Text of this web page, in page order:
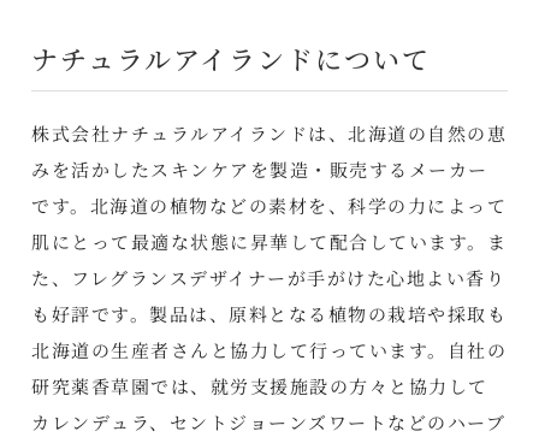
ナチュラルアイランドについて
株式会社ナチュラルアイランドは、北海道の自然の恵
みを活かしたスキンケアを製造・販売するメーカー
です。北海道の植物などの素材を、科学の力によって
肌にとって最適な状態に昇華して配合しています。ま
た、フレグランスデザイナーが手がけた心地よい香り
も好評です。製品は、原料となる植物の栽培や採取も
北海道の生産者さんと協力して行っています。自社の
研究薬香草園では、就労支援施設の方々と協力して
カレンデュラ、セントジョーンズワートなどのハーブ